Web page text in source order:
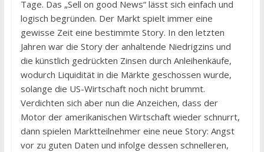
Tage. Das „Sell on good News“ lässt sich einfach und
logisch begründen. Der Markt spielt immer eine
gewisse Zeit eine bestimmte Story. In den letzten
Jahren war die Story der anhaltende Niedrigzins und
die künstlich gedrückten Zinsen durch Anleihenkäufe,
wodurch Liquidität in die Märkte geschossen wurde,
solange die US-Wirtschaft noch nicht brummt.
Verdichten sich aber nun die Anzeichen, dass der
Motor der amerikanischen Wirtschaft wieder schnurrt,
dann spielen Marktteilnehmer eine neue Story: Angst
vor zu guten Daten und infolge dessen schnelleren,